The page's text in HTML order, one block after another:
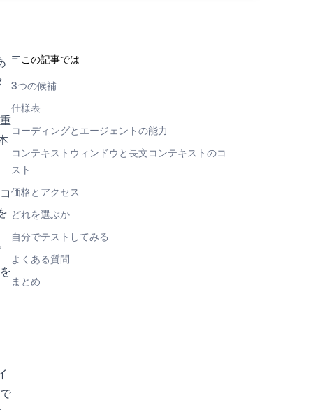
この記事では
3つの候補
仕様表
コーディングとエージェントの能力
コンテキストウィンドウと長文コンテキストのコ
スト
価格とアクセス
どれを選ぶか
自分でテストしてみる
よくある質問
まとめ